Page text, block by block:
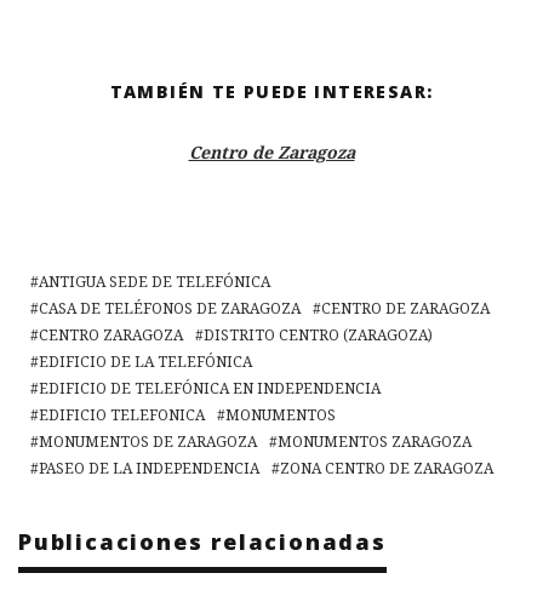
TAMBIÉN TE PUEDE INTERESAR:
Centro de Zaragoza
ANTIGUA SEDE DE TELEFÓNICA
CASA DE TELÉFONOS DE ZARAGOZA
CENTRO DE ZARAGOZA
CENTRO ZARAGOZA
DISTRITO CENTRO (ZARAGOZA)
EDIFICIO DE LA TELEFÓNICA
EDIFICIO DE TELEFÓNICA EN INDEPENDENCIA
EDIFICIO TELEFONICA
MONUMENTOS
MONUMENTOS DE ZARAGOZA
MONUMENTOS ZARAGOZA
PASEO DE LA INDEPENDENCIA
ZONA CENTRO DE ZARAGOZA
Publicaciones relacionadas